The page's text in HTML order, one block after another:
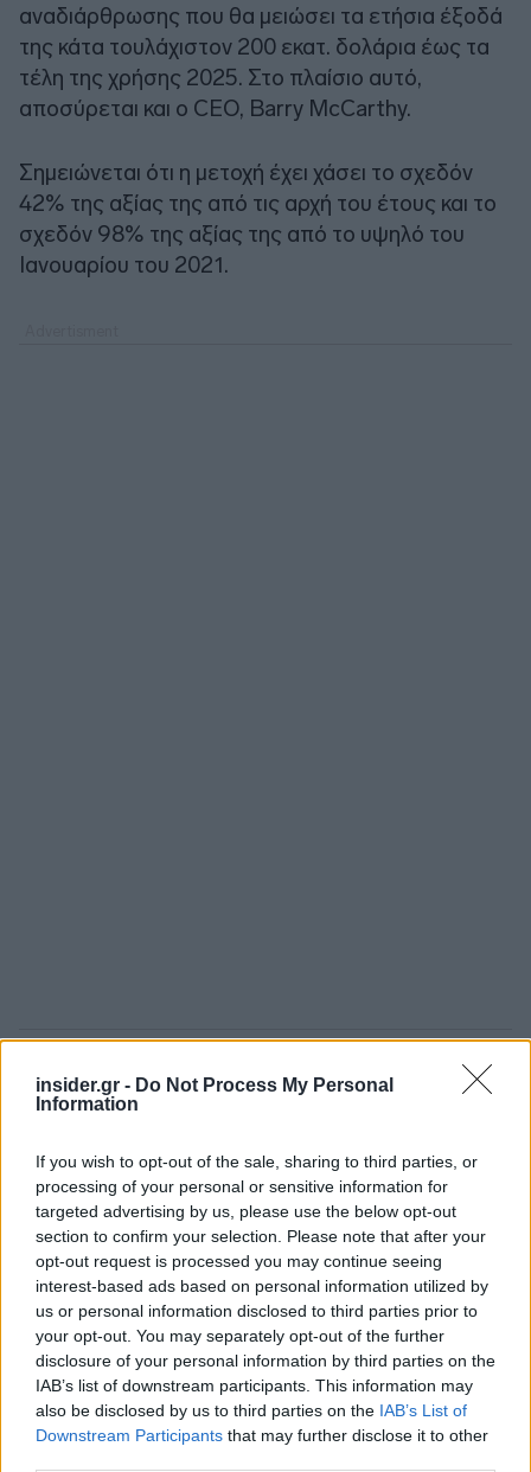
insider.gr - Do Not Process My Personal
Information
If you wish to opt-out of the sale, sharing to third parties, or
processing of your personal or sensitive information for
targeted advertising by us, please use the below opt-out
section to confirm your selection. Please note that after your
opt-out request is processed you may continue seeing
interest-based ads based on personal information utilized by
us or personal information disclosed to third parties prior to
your opt-out. You may separately opt-out of the further
disclosure of your personal information by third parties on the
IAB’s list of downstream participants. This information may
also be disclosed by us to third parties on the IAB’s List of
Downstream Participants that may further disclose it to other
αναδιάρθρωσης που θα μειώσει τα ετήσια έξοδά
της κάτα τουλάχιστον 200 εκατ. δολάρια έως τα
τέλη της χρήσης 2025. Στο πλαίσιο αυτό,
αποσύρεται και ο CEO, Barry McCarthy.
Σημειώνεται ότι η μετοχή έχει χάσει το σχεδόν
42% της αξίας της από τις αρχή του έτους και το
σχεδόν 98% της αξίας της από το υψηλό του
Ιανουαρίου του 2021.
Ακολουθήστε το insider.gr στο Google News και μάθετε
πρώτοι όλες τις
από την Ελλάδα και τον κόσμο.